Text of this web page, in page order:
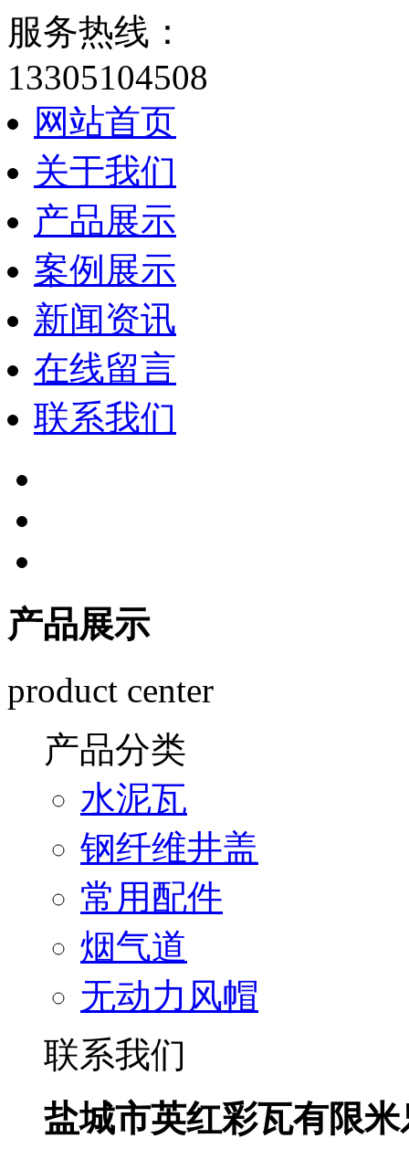
服务热线：
13305104508
网站首页
关于我们
产品展示
案例展示
新闻资讯
在线留言
联系我们
产品展示
product center
产品分类
水泥瓦
钢纤维井盖
常用配件
烟气道
无动力风帽
联系我们
盐城市英红彩瓦有限